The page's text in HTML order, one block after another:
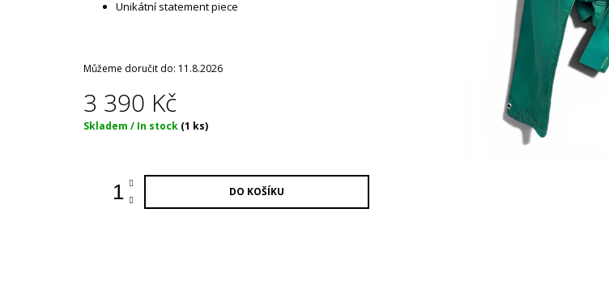
Unikátní statement piece
Můžeme doručit do: 11.8.2026
3 390 Kč
Měrná
Skladem / In stock (1 ks)
DO KOŠÍKU